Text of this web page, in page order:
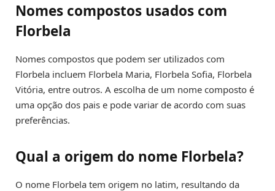
Nomes compostos usados com
Florbela
Nomes compostos que podem ser utilizados com
Florbela incluem Florbela Maria, Florbela Sofia, Florbela
Vitória, entre outros. A escolha de um nome composto é
uma opção dos pais e pode variar de acordo com suas
preferências.
Qual a origem do nome Florbela?
O nome Florbela tem origem no latim, resultando da